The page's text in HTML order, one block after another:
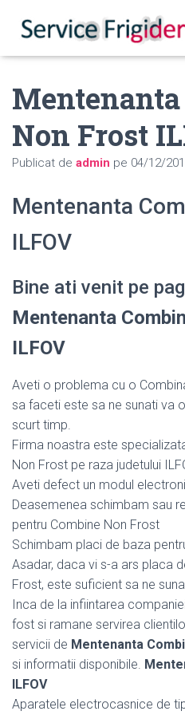
Non Frost
Publicat de admin pe 04/12/
Mentenanta
ILFOV
Bine ati venit pe
Mentenanta
ILFOV
Aveti o problema cu o
sa faceti este sa ne sunati va
scurt timp.
Firma noastra este
Non Frost pe raza judetului
Aveti defect un modul
Deasemenea schimbam sau
pentru Combine Non Frost
Schimbam placi de baza
Asadar, daca vi s-a ars placa
Frost, este suficient sa ne
Inca de la infiintarea
fost si ramane servirea
servicii de Mentenanta
si informatii disponibile.
ILFOV
Aparatele electrocasnice de